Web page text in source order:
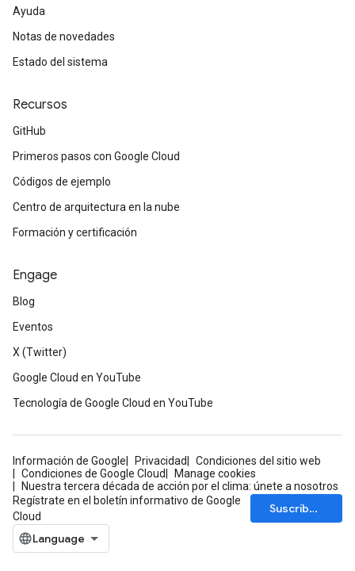
Ayuda
Notas de novedades
Estado del sistema
Recursos
GitHub
Primeros pasos con Google Cloud
Códigos de ejemplo
Centro de arquitectura en la nube
Formación y certificación
Engage
Blog
Eventos
X (Twitter)
Google Cloud en YouTube
Tecnología de Google Cloud en YouTube
Información de Google Privacidad
Condiciones del sitio web
Condiciones de Google Cloud
Manage cookies
Nuestra tercera década de acción por el clima: únete a nosotros
Regístrate en el boletín informativo de Google
Cloud
Suscríbete